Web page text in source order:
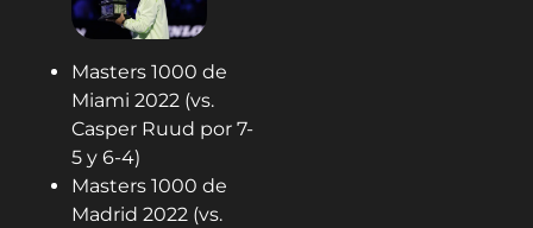
Masters 1000 de
Miami 2022 (vs.
Casper Ruud por 7-
5 y 6-4)
Masters 1000 de
Madrid 2022 (vs.